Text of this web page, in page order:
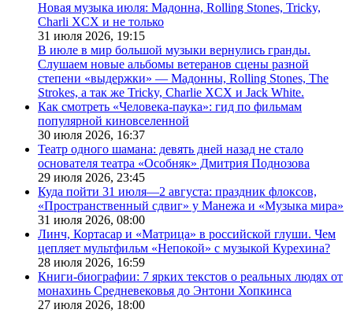
Новая музыка июля: Мадонна, Rolling Stones, Tricky,
Charli XCX и не только
31 июля 2026, 19:15
В июле в мир большой музыки вернулись гранды.
Слушаем новые альбомы ветеранов сцены разной
степени «выдержки» — Мадонны, Rolling Stones, The
Strokes, а так же Tricky, Charlie XCX и Jack White.
Как смотреть «Человека-паука»: гид по фильмам
популярной киновселенной
30 июля 2026, 16:37
Театр одного шамана: девять дней назад не стало
основателя театра «Особняк» Дмитрия Поднозова
29 июля 2026, 23:45
Куда пойти 31 июля—2 августа: праздник флоксов,
«Пространственный сдвиг» у Манежа и «Музыка мира»
31 июля 2026, 08:00
Линч, Кортасар и «Матрица» в российской глуши. Чем
цепляет мультфильм «Непокой» с музыкой Курехина?
28 июля 2026, 16:59
Книги-биографии: 7 ярких текстов о реальных людях от
монахинь Средневековья до Энтони Хопкинса
27 июля 2026, 18:00